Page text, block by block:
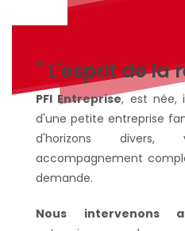
" L'esprit de la
PFI Entreprise, est née,
d'une petite entreprise
d'horizons
accompagnement
demande.
Nous intervenons